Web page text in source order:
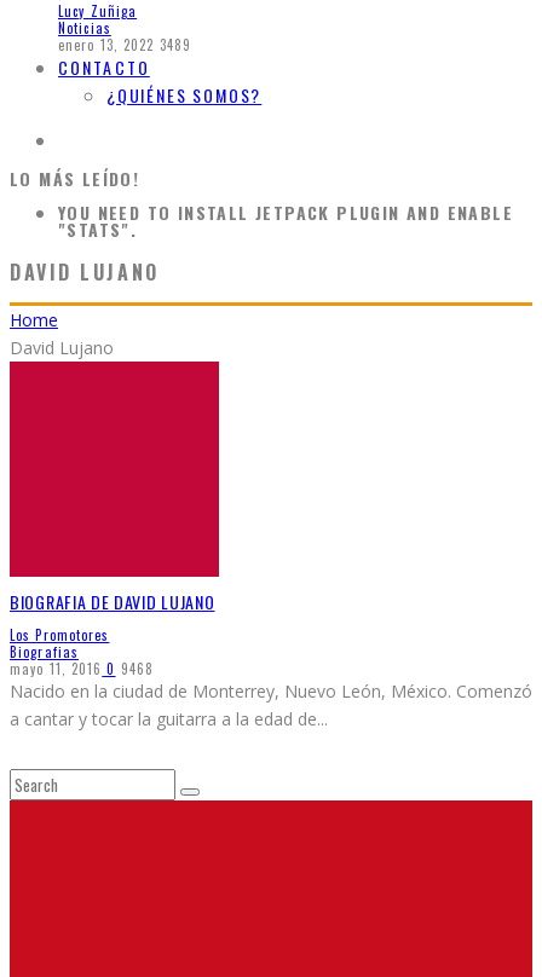
Lucy Zuñiga
Noticias
enero 13, 2022 3489
CONTACTO
¿QUIÉNES SOMOS?
LO MÁS LEÍDO!
YOU NEED TO INSTALL JETPACK PLUGIN AND ENABLE
"STATS".
DAVID LUJANO
Home
David Lujano
BIOGRAFIA DE DAVID LUJANO
Los Promotores
Biografias
mayo 11, 2016 0 9468
Nacido en la ciudad de Monterrey, Nuevo León, México. Comenzó
a cantar y tocar la guitarra a la edad de...